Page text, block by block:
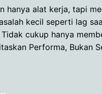
hanya alat kerja, tapi
kecil seperti lag
cukup hanya
Performa, Bukan